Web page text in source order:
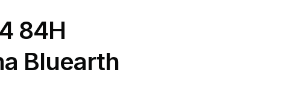
84H
Bluearth